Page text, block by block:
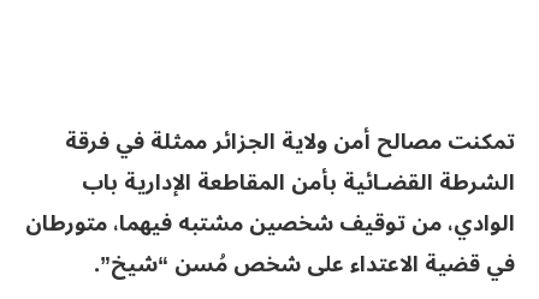
تمكنت مصالح أمن ولاية الجزائر ممثلة في فرقة
الشرطة القضـائية بأمن المقاطعة الإدارية باب
الوادي، من توقيف شخصين مشتبه فيهما، متورطان
في قضية الاعتداء على شخص مُسن “شيخ”.